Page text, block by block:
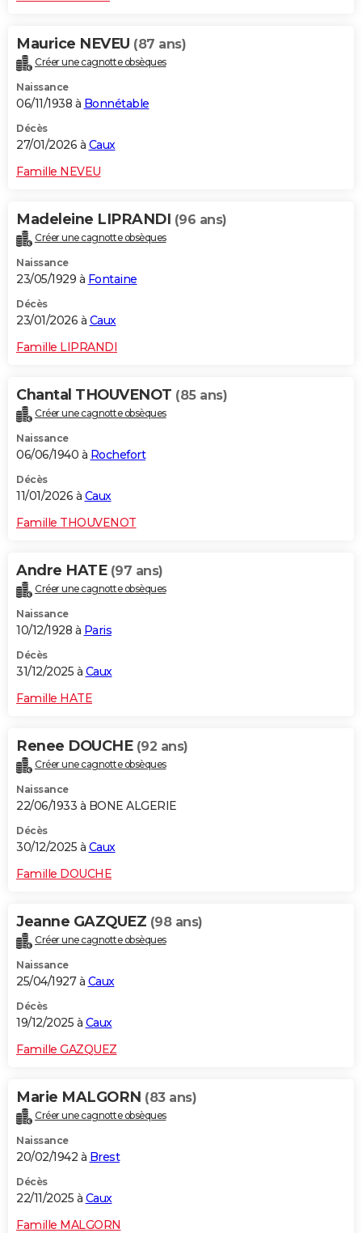
Maurice NEVEU (87 ans)
Créer une cagnotte obsèques
Naissance
06/11/1938 à Bonnétable
Décès
27/01/2026 à Caux
Famille NEVEU
Madeleine LIPRANDI (96 ans)
Créer une cagnotte obsèques
Naissance
23/05/1929 à Fontaine
Décès
23/01/2026 à Caux
Famille LIPRANDI
Chantal THOUVENOT (85 ans)
Créer une cagnotte obsèques
Naissance
06/06/1940 à Rochefort
Décès
11/01/2026 à Caux
Famille THOUVENOT
Andre HATE (97 ans)
Créer une cagnotte obsèques
Naissance
10/12/1928 à Paris
Décès
31/12/2025 à Caux
Famille HATE
Renee DOUCHE (92 ans)
Créer une cagnotte obsèques
Naissance
22/06/1933 à BONE ALGERIE
Décès
30/12/2025 à Caux
Famille DOUCHE
Jeanne GAZQUEZ (98 ans)
Créer une cagnotte obsèques
Naissance
25/04/1927 à Caux
Décès
19/12/2025 à Caux
Famille GAZQUEZ
Marie MALGORN (83 ans)
Créer une cagnotte obsèques
Naissance
20/02/1942 à Brest
Décès
22/11/2025 à Caux
Famille MALGORN